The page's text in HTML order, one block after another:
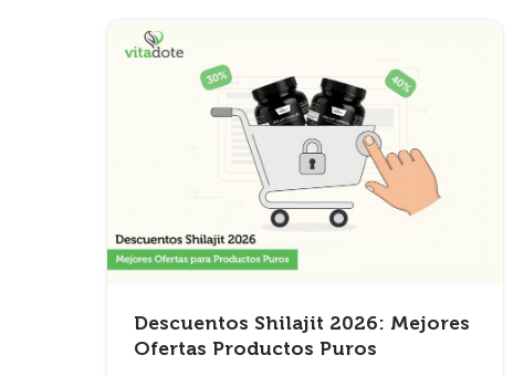
Descuentos Shilajit 2026: Mejores
Ofertas Productos Puros